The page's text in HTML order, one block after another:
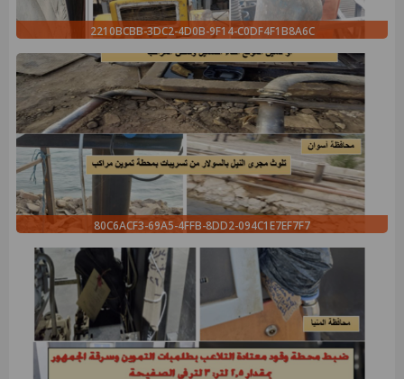
2210BCBB-3DC2-4D0B-9F14-C0DF4F1B8A6C
80C6ACF3-69A5-4FFB-8DD2-094C1E7EF7F7